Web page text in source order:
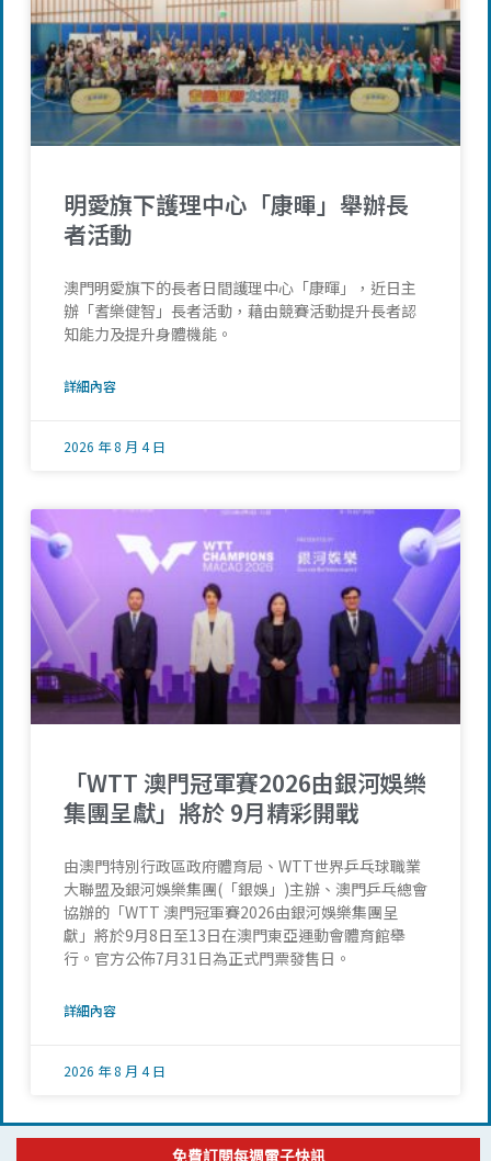
明愛旗下護理中心「康暉」舉辦長
者活動
澳門明愛旗下的長者日間護理中心「康暉」，近日主
辦「耆樂健智」長者活動，藉由競賽活動提升長者認
知能力及提升身體機能。
詳細內容
2026 年 8 月 4 日
「WTT 澳門冠軍賽2026由銀河娛樂
集團呈獻」將於 9月精彩開戰
由澳門特別行政區政府體育局、WTT世界乒乓球職業
大聯盟及銀河娛樂集團(「銀娛」)主辦、澳門乒乓總會
協辦的「WTT 澳門冠軍賽2026由銀河娛樂集團呈
獻」將於9月8日至13日在澳門東亞運動會體育館舉
行。官方公佈7月31日為正式門票發售日。
詳細內容
2026 年 8 月 4 日
免費訂閱每週電子快訊